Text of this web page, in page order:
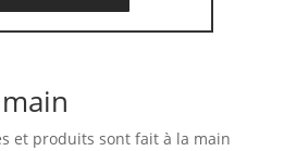
et produits sont fait à la main